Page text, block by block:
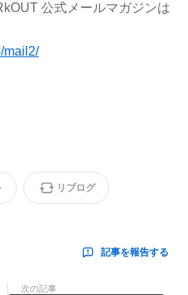
公式メールマガジンは
mail2/
リブログ
記事を報告する
次の記事